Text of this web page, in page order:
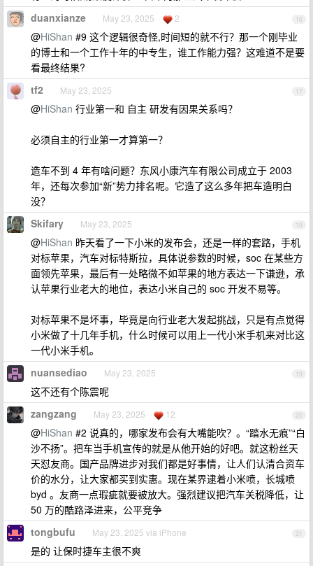
16
duanxianze May 23, 2025 2
@HiShan #9 这个逻辑很奇怪,时间短的就不行？那一个刚毕业
的博士和一个工作十年的中专生，谁工作能力强？这难道不是要
看最终结果?
17
tf2 May 23, 2025
@HiShan 行业第一和 自主 研发有因果关系吗？
必须自主的行业第一才算第一？
造车不到 4 年有啥问题？东风小康汽车有限公司成立于 2003
年，还每次参加“新”势力排名呢。它造了这么多年把车造明白
没？
18
Skifary May 23, 2025
@HiShan 昨天看了一下小米的发布会，还是一样的套路，手机
对标苹果，汽车对标特斯拉，具体说参数的时候，soc 在某些方
面领先苹果，最后有一处略微不如苹果的地方表达一下谦逊，承
认苹果行业老大的地位，表达小米自己的 soc 开发不易等。
对标苹果不是坏事，毕竟是向行业老大发起挑战，只是有点觉得
小米做了十几年手机，什么时候可以用上一代小米手机来对比这
一代小米手机。
19
nuansediao May 23, 2025
这不还有个陈震呢
20
zangzang May 23, 2025 12
@HiShan #2 说真的，哪家发布会有大嘴能吹？。“踏水无痕”“白
沙不扬”。把车当手机宣传的就是从他开始的好吧。就这粉丝天
天怼友商。国产品牌进步对我们都是好事情，让人们认清合资车
价的水分，让大家都买到实惠。现在某界逮着小米喷，长城喷
byd 。友商一点瑕疵就要被放大。强烈建议把汽车关税降低，让
50 万的酷路泽进来，公平竞争
21
tongbufu May 23, 2025 via iPhone
是的 让保时捷车主很不爽